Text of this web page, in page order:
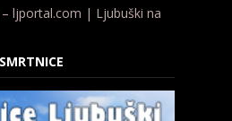
ljportal.com | Ljubuški na